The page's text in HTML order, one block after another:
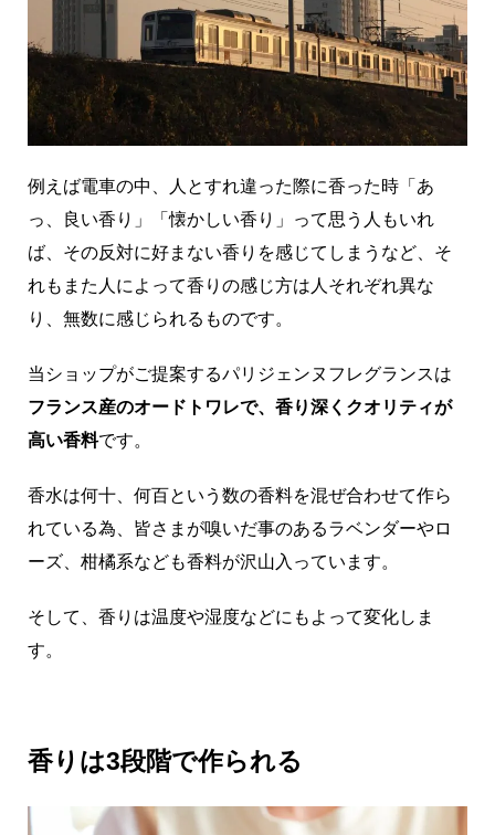
例えば電車の中、人とすれ違った際に香った時「あ
っ、良い香り」「懐かしい香り」って思う人もいれ
ば、その反対に好まない香りを感じてしまうなど、そ
れもまた人によって香りの感じ方は人それぞれ異な
り、無数に感じられるものです。
当ショップがご提案するパリジェンヌフレグランスは
フランス産のオードトワレで、香り深くクオリティが
高い香料です。
香水は何十、何百という数の香料を混ぜ合わせて作ら
れている為、皆さまが嗅いだ事のあるラベンダーやロ
ーズ、柑橘系なども香料が沢山入っています。
そして、香りは温度や湿度などにもよって変化しま
す。
香りは3段階で作られる